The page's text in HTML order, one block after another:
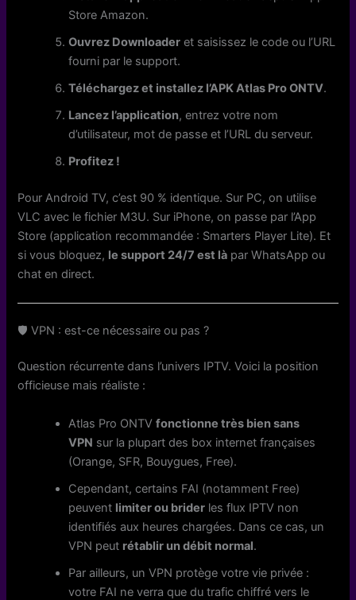
Store Amazon.
Ouvrez Downloader et saisissez le code ou l’URL
fourni par le support.
Téléchargez et installez l’APK Atlas Pro ONTV.
Lancez l’application, entrez votre nom
d’utilisateur, mot de passe et l’URL du serveur.
Profitez !
Pour Android TV, c’est 90 % identique. Sur PC, on utilise
VLC avec le fichier M3U. Sur iPhone, on passe par l’App
Store (application recommandée : Smarters Player Lite). Et
si vous bloquez, le support 24/7 est là par WhatsApp ou
chat en direct.
🛡️ VPN : est-ce nécessaire ou pas ?
Question récurrente dans l’univers IPTV. Voici la position
officieuse mais réaliste :
Atlas Pro ONTVfonctionne très bien sans
VPN sur la plupart des box internet françaises
(Orange, SFR, Bouygues, Free).
Cependant, certains FAI (notamment Free)
peuvent limiter ou brider les flux IPTV non
identifiés aux heures chargées. Dans ce cas, un
VPN peut rétablir un débit normal.
Par ailleurs, un VPN protège votre vie privée :
votre FAI ne verra que du trafic chiffré vers le